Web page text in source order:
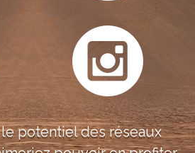
potentiel des réseaux